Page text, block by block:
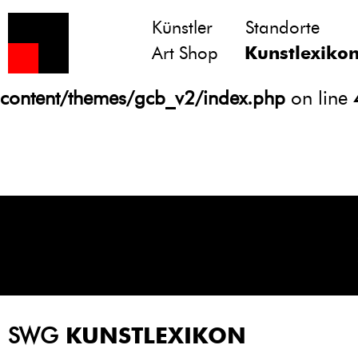
Notice
: Undefined variable: atts in
/homepages/21/d13550920/htdocs/
content/themes/gcb_v2/index.php on line
Künstler
Standorte
Art Shop
SWG KUNSTLEXIKON